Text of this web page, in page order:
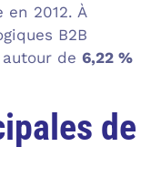
en 2012. À
B2B
de 6,22 %
de